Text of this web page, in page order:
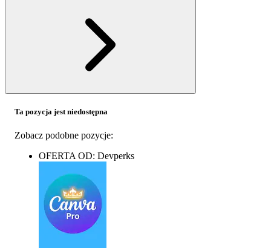
Ta pozycja jest niedostępna
Zobacz podobne pozycje:
OFERTA OD: Devperks